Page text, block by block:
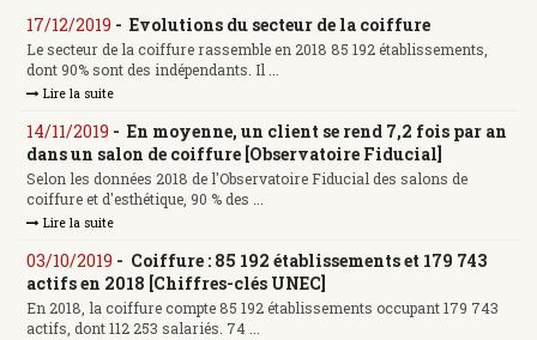
17/12/2019 - Evolutions du secteur de la coiffure
Le secteur de la coiffure rassemble en 2018 85 192 établissements,
dont 90% sont des indépendants. Il ...
Lire la suite
14/11/2019 - En moyenne, un client se rend 7,2 fois par an
dans un salon de coiffure [Observatoire Fiducial]
Selon les données 2018 de l'Observatoire Fiducial des salons de
coiffure et d'esthétique, 90 % des ...
Lire la suite
03/10/2019 - Coiffure : 85 192 établissements et 179 743
actifs en 2018 [Chiffres-clés UNEC]
En 2018, la coiffure compte 85 192 établissements occupant 179 743
actifs, dont 112 253 salariés. 74 ...